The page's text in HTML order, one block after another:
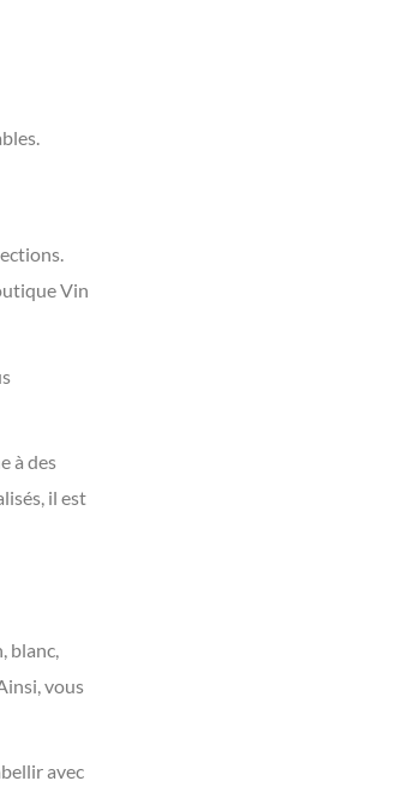
Vin
à des
il est
blanc,
vous
avec